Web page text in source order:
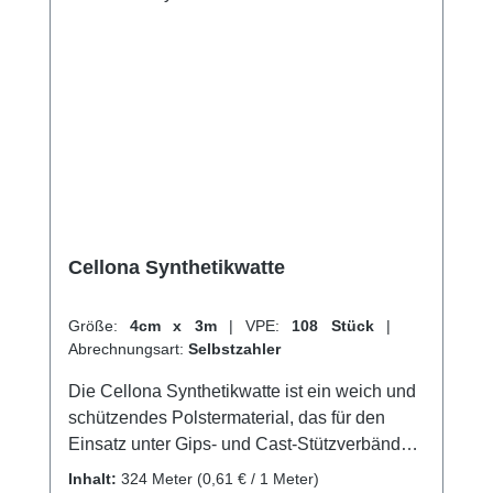
Cellona Synthetikwatte
Größe: 4cm x 3m | VPE: 108 Stück |
Abrechnungsart: Selbstzahler
Die Cellona Synthetikwatte ist ein weich und
schützendes Polstermaterial, das für den
Einsatz unter Gips- und Cast-Stützverbänden
sowie bei Schienen- und
Inhalt: 324 Meter (0,61 € / 1 Meter)